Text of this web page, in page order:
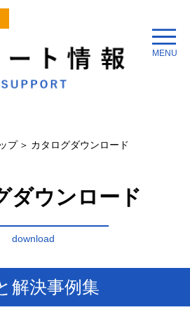
MENU
プ カタログダウンロード
ダウンロード
download
解決事例集